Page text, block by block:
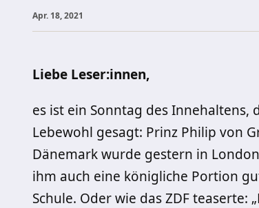
Apr. 18, 2021
Liebe Leser:innen,
es ist ein Sonntag des Innehaltens,
Lebewohl gesagt: Prinz Philip von
Dänemark wurde gestern in
ihm auch eine königliche Portion
Schule. Oder wie das ZDF teaserte: